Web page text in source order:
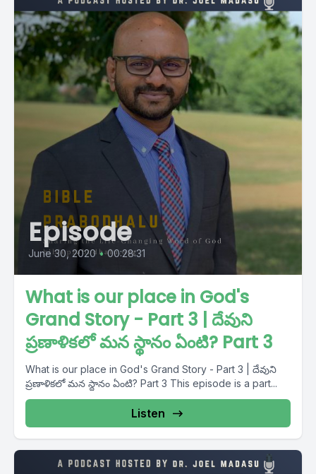
Episode
June 30, 2020 • 00:28:31
What is our place in God's
Grand Story - Part 3 | దేవుని
ప్రణాళికలో మన స్థానం ఏంటి? Part 3
What is our place in God's Grand Story - Part 3 | దేవుని
ప్రణాళికలో మన స్థానం ఏంటి? Part 3 This episode is a part...
Listen